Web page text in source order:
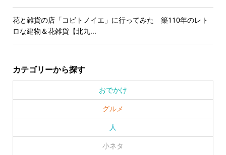
花と雑貨の店「コビトノイエ」に行ってみた 築110年のレト
ロな建物＆花雑貨【北九...
カテゴリーから探す
おでかけ
グルメ
人
小ネタ